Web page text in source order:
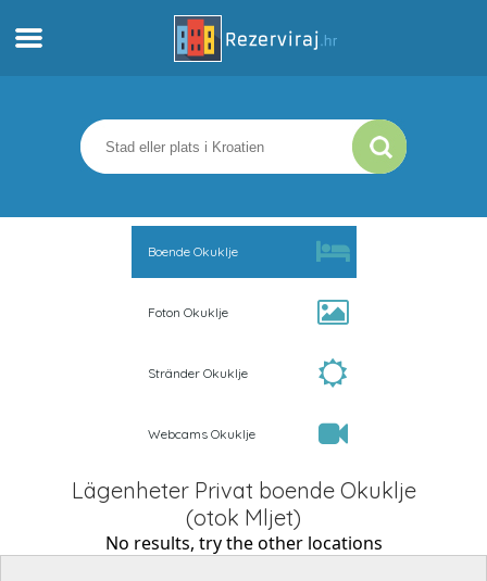
Lägenheter
Turistinformation
Boende Okuklje
Foton Okuklje
Stränder Okuklje
Webcams Okuklje
Lägenheter Privat boende Okuklje
(otok Mljet)
No results, try the other locations